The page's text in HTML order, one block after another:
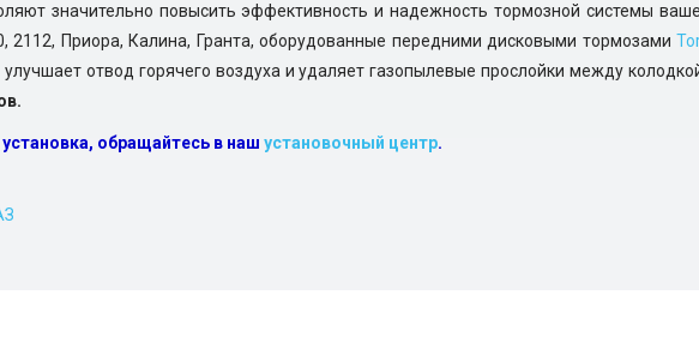
значительно повысить эффективность и надежность тормозной системы
2112, Приора, Калина, Гранта, оборудованные передними дисковыми тормозами
отвод горячего воздуха и удаляет газопылевые прослойки между
обращайтесь в наш установочный центр.